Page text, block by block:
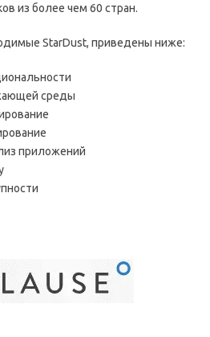
из более чем 60 стран.
StarDust, приведены ниже:
среды
приложений